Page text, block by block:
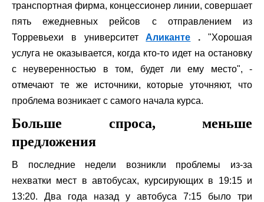
транспортная фирма, концессионер линии, совершает
пять ежедневных рейсов с отправлением из
Торревьехи в университетАликанте ."Хорошая
услуга не оказывается, когда кто-то идет на остановку
с неуверенностью в том, будет ли ему место", -
отмечают те же источники, которые уточняют, что
проблема возникает с самого начала курса.
Больше спроса, меньше
предложения
В последние недели возникли проблемы из-за
нехватки мест в автобусах, курсирующих в 19:15 и
13:20. Два года назад у автобуса 7:15 было три